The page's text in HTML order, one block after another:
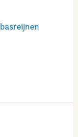
basreijnen